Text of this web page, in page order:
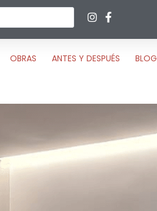
OBRAS ANTES Y DESPUÉS BLOG